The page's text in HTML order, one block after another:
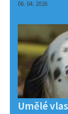
06. 04. 2026
Umělé